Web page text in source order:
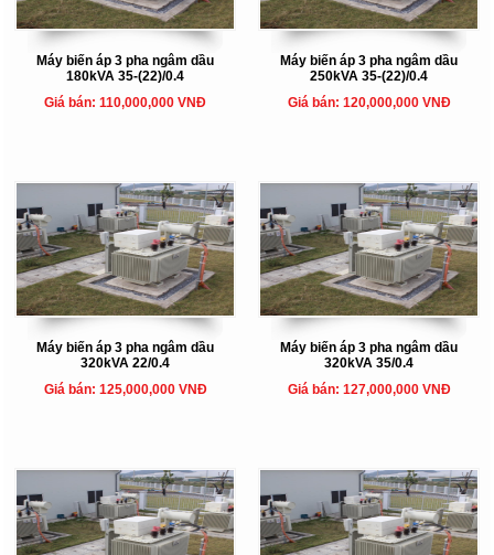
Máy biến áp 3 pha ngâm dầu
180kVA 35-(22)/0.4
Giá bán: 110,000,000 VNĐ
Máy biến áp 3 pha ngâm dầu
250kVA 35-(22)/0.4
Giá bán: 120,000,000 VNĐ
Máy biến áp 3 pha ngâm dầu
320kVA 22/0.4
Giá bán: 125,000,000 VNĐ
Máy biến áp 3 pha ngâm dầu
320kVA 35/0.4
Giá bán: 127,000,000 VNĐ